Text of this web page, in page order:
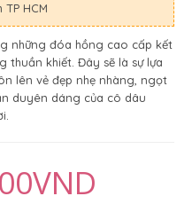
HCM
những đóa hồng cao cấp kết
thuần khiết. Đây sẽ là sự lựa
lên vẻ đẹp nhẹ nhàng, ngọt
duyên dáng của cô dâu